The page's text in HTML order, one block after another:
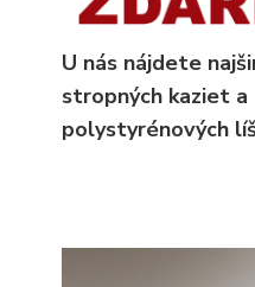
U nás nájdete
stropných kaziet a
polystyrénových